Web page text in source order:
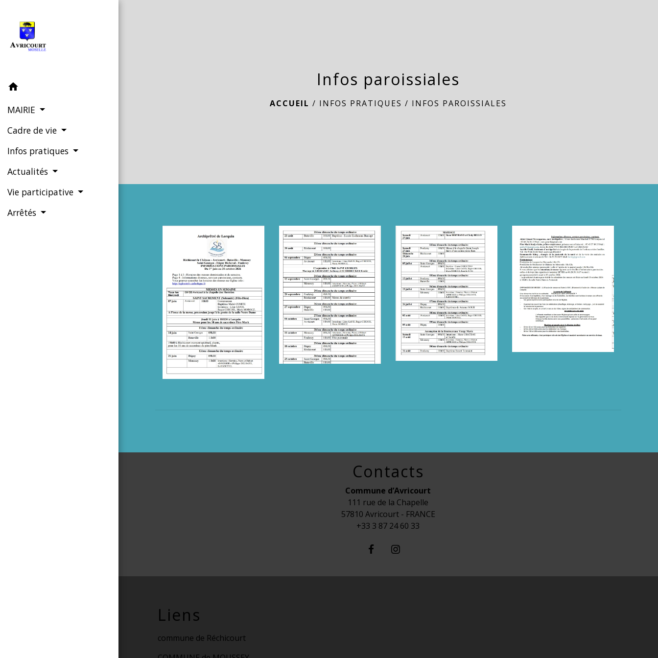
home
MAIRIE
Cadre de vie
Infos pratiques
Actualités
Vie participative
Arrêtés
Infos paroissiales
ACCUEIL / INFOS PRATIQUES / INFOS PAROISSIALES
Contacts
Commune d’Avricourt
111 rue de la Chapelle
57810 Avricourt - FRANCE
+33 3 87 24 60 33
Liens
commune de Réchicourt